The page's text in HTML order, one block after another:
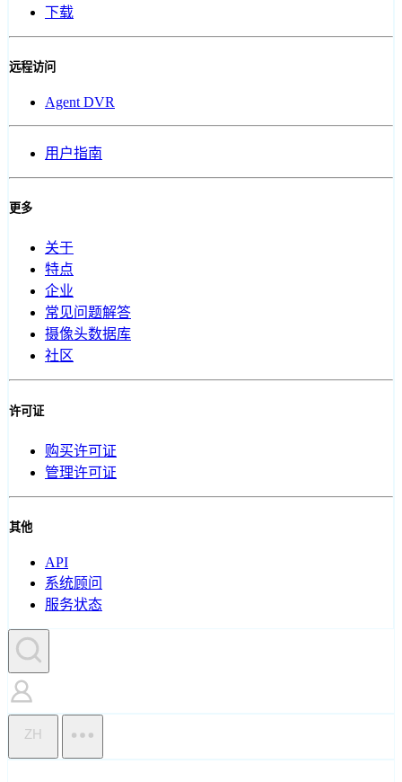
下载
远程访问
Agent DVR
用户指南
更多
关于
特点
企业
常见问题解答
摄像头数据库
社区
许可证
购买许可证
管理许可证
其他
API
系统顾问
服务状态
ZH